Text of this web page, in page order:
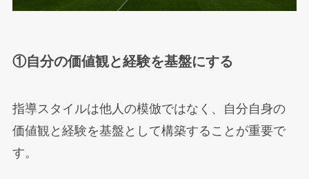
①自分の価値観と経験を基盤にする
指導スタイルは他人の模倣ではなく、自分自身の
価値観と経験を基盤として構築することが重要で
す。